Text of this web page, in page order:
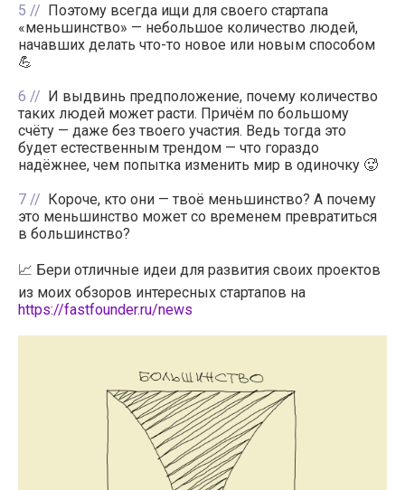
5
Поэтому всегда ищи для своего стартапа
«меньшинство» — небольшое количество людей,
начавших делать что-то новое или новым способом
💪
6
И выдвинь предположение, почему количество
таких людей может расти. Причём по большому
счёту — даже без твоего участия. Ведь тогда это
будет естественным трендом — что гораздо
надёжнее, чем попытка изменить мир в одиночку 🥵
7
Короче, кто они — твоё меньшинство? А почему
это меньшинство может со временем превратиться
в большинство?
📈 Бери отличные идеи для развития своих проектов
из моих обзоров интересных стартапов на
https://fastfounder.ru/news